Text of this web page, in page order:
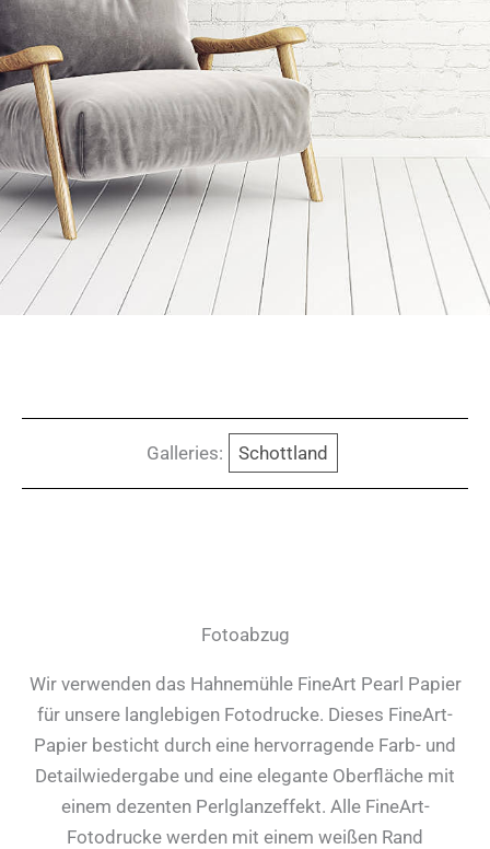
Galleries: Schottland
Fotoabzug
Wir verwenden das Hahnemühle FineArt Pearl Papier
für unsere langlebigen Fotodrucke. Dieses FineArt-
Papier besticht durch eine hervorragende Farb- und
Detailwiedergabe und eine elegante Oberfläche mit
einem dezenten Perlglanzeffekt. Alle FineArt-
Fotodrucke werden mit einem weißen Rand